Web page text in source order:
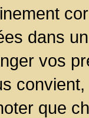
dans
vos
que